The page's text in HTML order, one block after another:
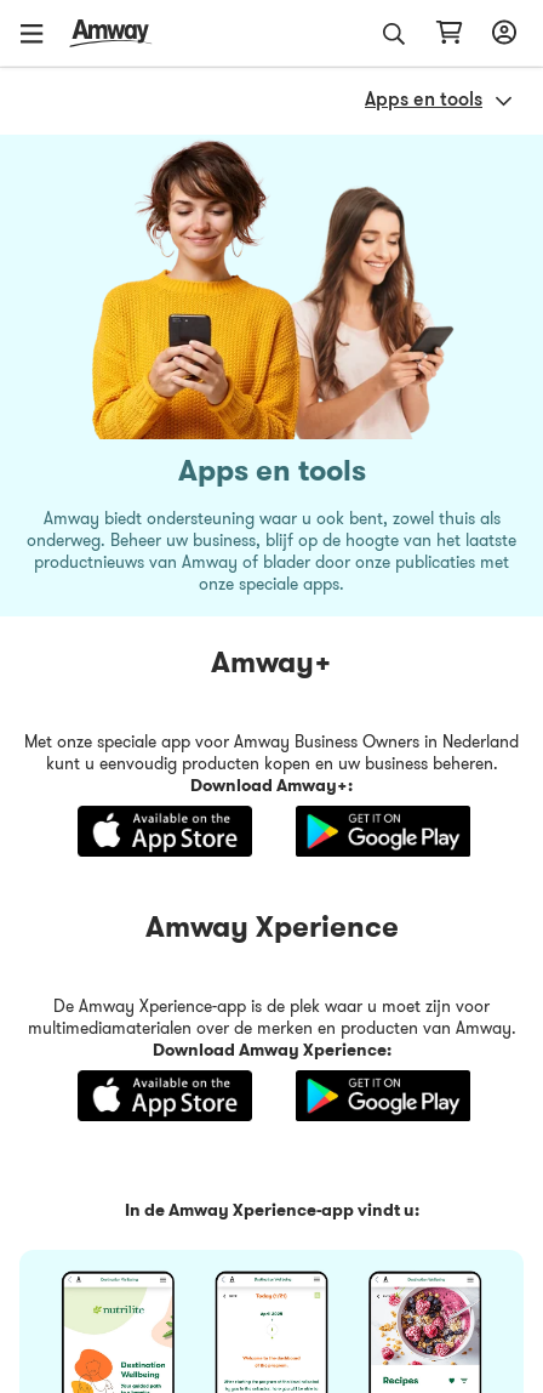
Apps en tools
Apps en tools
Amway biedt ondersteuning waar u ook bent, zowel thuis als
onderweg. Beheer uw business, blijf op de hoogte van het laatste
productnieuws van Amway of blader door onze publicaties met
onze speciale apps.
Amway+
Met onze speciale app voor Amway Business Owners in Nederland
kunt u eenvoudig producten kopen en uw business beheren.
Download Amway+:
Amway Xperience
De Amway Xperience-app is de plek waar u moet zijn voor
multimediamaterialen over de merken en producten van Amway.
Download Amway Xperience:
In de Amway Xperience-app vindt u: